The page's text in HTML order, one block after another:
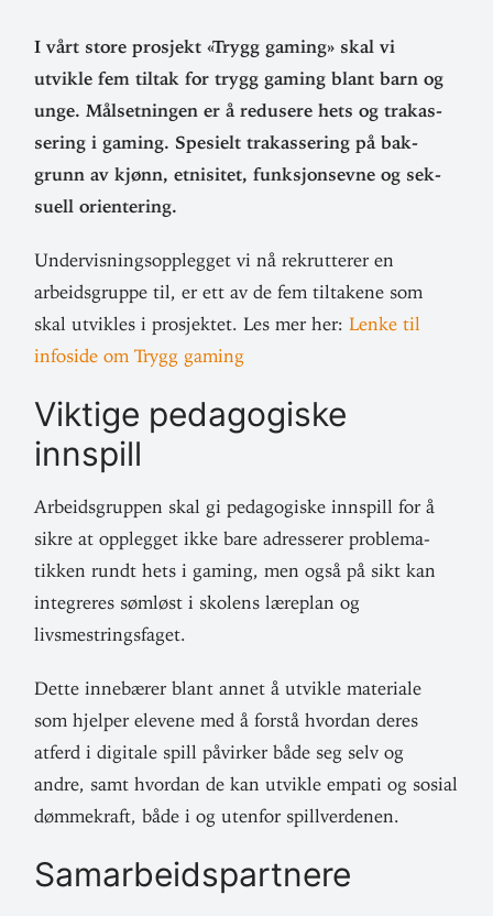
I vårt store pro­sjekt «Trygg gaming» skal vi
utvikle fem tiltak for trygg gaming blant barn og
unge. Mål­set­ningen er å redusere hets og tra­kas­
sering i gaming. Spe­sielt tra­kas­sering på bak­
grunn av kjønn, etni­sitet, funk­sjonsevne og sek­
suell orientering.
Under­vis­ningsopp­legget vi nå rekrut­terer en
arbeids­gruppe til, er ett av de fem til­takene som
skal utvikles i pro­sjektet. Les mer her:Lenke til
infoside om Trygg gaming
Viktige peda­go­giske
innspill
Arbeids­gruppen skal gi peda­go­giske inn­spill for å
sikre at opp­legget ikke bare adres­serer pro­ble­ma­
tikken rundt hets i gaming, men også på sikt kan
inte­greres sømløst i skolens læreplan og
livsmestringsfaget.
Dette inne­bærer blant annet å utvikle mate­riale
som hjelper elevene med å forstå hvordan deres
atferd i digitale spill påvirker både seg selv og
andre, samt hvordan de kan utvikle empati og sosial
døm­me­kraft, både i og utenfor spillverdenen.
Sam­ar­beids­partnere